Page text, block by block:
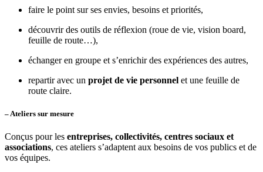
faire le point sur ses envies, besoins et priorités,
découvrir des outils de réflexion (roue de vie, vision board,
feuille de route…),
échanger en groupe et s’enrichir des expériences des autres,
repartir avec un projet de vie personnel et une feuille de
route claire.
– Ateliers sur mesure
Conçus pour les entreprises, collectivités, centres sociaux et
associations, ces ateliers s’adaptent aux besoins de vos publics et de
vos équipes.